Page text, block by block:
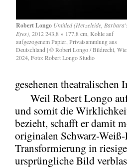
Robert Longo Untitled (Herzeleide,
Eyes), 2012 243,8 × 177,8 cm, Kohle auf
aufgezogenem Papier, Privatsammlung aus
Deutschland | © Robert Longo / Bildrecht,
2024, Foto: Robert Longo Studio
gesehenen theatralischen
Weil Robert Longo auf
und somit die
bezieht, schafft er damit
originalen Schwarz-
Transformierung in
ursprüngliche Bild